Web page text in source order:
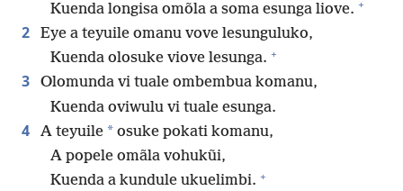
Kuenda longisa omõla a soma esunga liove. +
2
Eye a teyuile omanu vove lesunguluko,
Kuenda olosuke viove lesunga. +
3
Olomunda vi tuale ombembua komanu,
Kuenda oviwulu vi tuale esunga.
4 A teyuile * osuke pokati komanu,
A popele omãla vohukũi,
Kuenda a kundule ukuelimbi. +